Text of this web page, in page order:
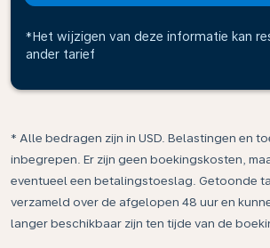
*Het wijzigen van deze informatie kan
ander tarief
* Alle bedragen zijn in USD. Belastingen en
inbegrepen. Er zijn geen boekingskosten,
eventueel een betalingstoeslag. Getoonde
verzameld over de afgelopen 48 uur en
langer beschikbaar zijn ten tijde van de